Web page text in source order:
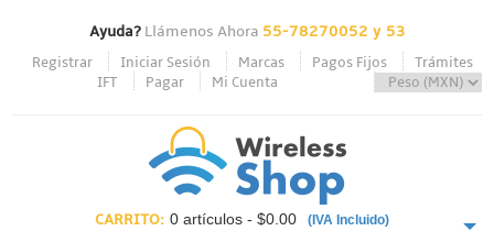
Ayuda?Llámenos Ahora 55-78270052 y 53
Registrar Iniciar Sesión Marcas Pagos Fijos
Trámites
IFT
Pagar Mi Cuenta
CARRITO: 0 artículos - $0.00 (IVA Incluido)